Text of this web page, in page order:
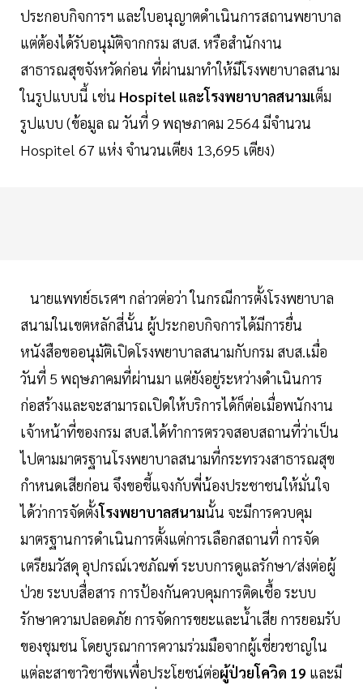
ประกอบกิจการฯ และใบอนุญาตดำเนินการสถานพยาบาล
แต่ต้องได้รับอนุมัติจากกรม สบส. หรือสำนักงาน
สาธารณสุขจังหวัดก่อน ที่ผ่านมาทำให้มีโรงพยาบาลสนาม
ในรูปแบบนี้ เช่น Hospitel และโรงพยาบาลสนามเต็ม
รูปแบบ (ข้อมูล ณ วันที่ 9 พฤษภาคม 2564 มีจำนวน
Hospitel 67 แห่ง จำนวนเตียง 13,695 เตียง)
นายแพทย์ธเรศฯ กล่าวต่อว่า ในกรณีการตั้งโรงพยาบาล
สนามในเขตหลักสี่นั้น ผู้ประกอบกิจการได้มีการยื่น
หนังสือขออนุมัติเปิดโรงพยาบาลสนามกับกรม สบส.เมื่อ
วันที่ 5 พฤษภาคมที่ผ่านมา แต่ยังอยู่ระหว่างดำเนินการ
ก่อสร้างและจะสามารถเปิดให้บริการได้ก็ต่อเมื่อพนักงาน
เจ้าหน้าที่ของกรม สบส.ได้ทำการตรวจสอบสถานที่ว่าเป็น
ไปตามมาตรฐานโรงพยาบาลสนามที่กระทรวงสาธารณสุข
กำหนดเสียก่อน จึงขอชี้แจงกับพี่น้องประชาชนให้มั่นใจ
ได้ว่าการจัดตั้งโรงพยาบาลสนามนั้น จะมีการควบคุม
มาตรฐานการดำเนินการตั้งแต่การเลือกสถานที่ การจัด
เตรียมวัสดุ อุปกรณ์เวชภัณฑ์ ระบบการดูแลรักษา/ส่งต่อผู้
ป่วย ระบบสื่อสาร การป้องกันควบคุมการติดเชื้อ ระบบ
รักษาความปลอดภัย การจัดการขยะและน้ำเสีย การยอมรับ
ของชุมชน โดยบูรณาการความร่วมมือจากผู้เชี่ยวชาญใน
แต่ละสาขาวิชาชีพเพื่อประโยชน์ต่อผู้ป่วยโควิด 19 และมี